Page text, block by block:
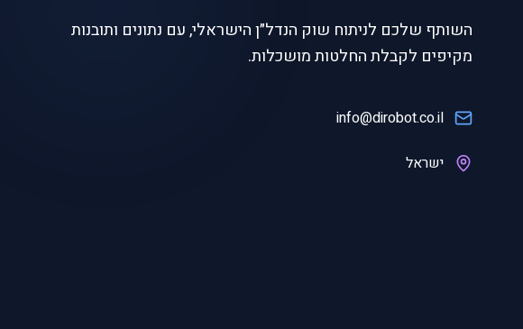
השותף שלכם לניתוח שוק הנדל״ן הישראלי, עם נתונים ותובנות
מקיפים לקבלת החלטות מושכלות.
info@dirobot.co.il
ישראל